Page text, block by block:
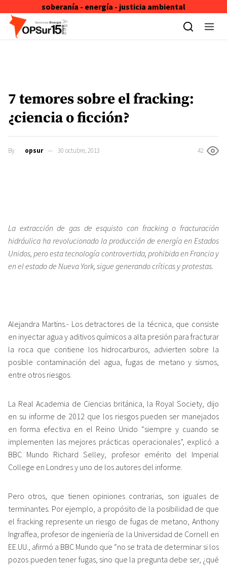
soberanía - energía - justicia ambiental
Skip to content
7 temores sobre el fracking:
¿ciencia o ficción?
By opsur 30 octubre, 2013 42
La extracción de gas de esquisto con fracking o fracturación
hidráulica ha revolucionado la producción de energía en Estados
Unidos, pero esta tecnología controvertida, prohibida en Francia y
en el estado de Nueva York, sigue generando críticas y protestas.
Alejandra Martins.- Los detractores de la técnica, que consiste
en inyectar agua y aditivos químicos a alta presión para fracturar
la roca que contiene los hidrocarburos, advierten sobre la
posible contaminación del agua, fugas de metano y sismos,
entre otros riesgos.
La Real Academia de Ciencias británica, la Royal Society, dijo
en su informe de 2012 que los riesgos pueden ser manejados
en forma efectiva en el Reino Unido “siempre y cuando se
implementen las mejores prácticas operacionales”, explicó a
BBC Mundo Richard Selley, profesor emérito del Imperial
College en Londres y uno de los autores del informe.
Pero otros, que tienen opiniones contrarias, son iguales de
terminantes. Por ejemplo, a propósito de la posibilidad de que
el fracking represente un riesgo de fugas de metano, Anthony
Ingraffea, profesor de ingeniería de la Universidad de Cornell en
EE.UU., afirmó a BBC Mundo que “no se trata de determinar si los
pozos pueden tener fugas, sino que la pregunta debe ser, ¿qué